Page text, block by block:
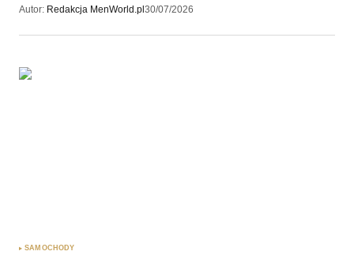
Autor: Redakcja MenWorld.pl 30/07/2026
SAMOCHODY